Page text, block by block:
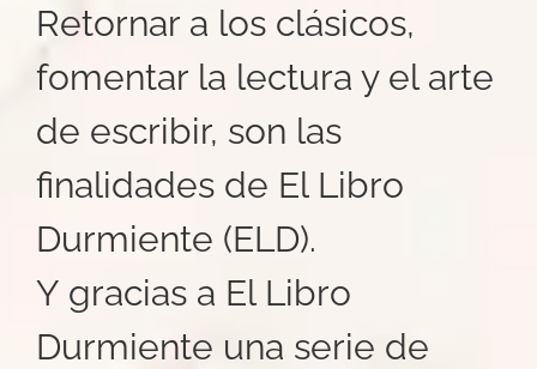
Retornar a los clásicos,
fomentar la lectura y el arte
de escribir, son las
finalidades de El Libro
Durmiente (ELD).
Y gracias a El Libro
Durmiente una serie de